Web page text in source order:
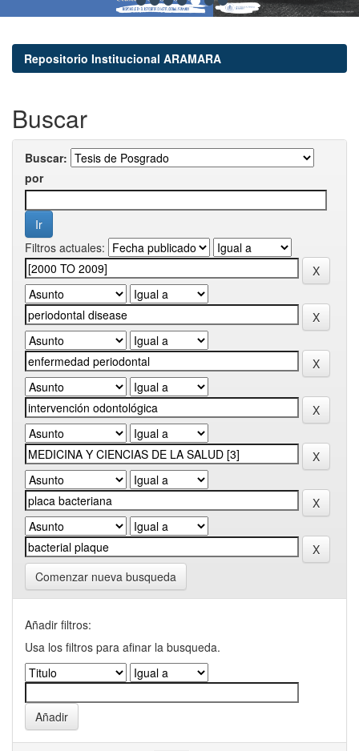
Repositorio Institucional ARAMARA
Buscar
Buscar:
por
Filtros actuales:
Comenzar nueva busqueda
Añadir filtros:
Usa los filtros para afinar la busqueda.